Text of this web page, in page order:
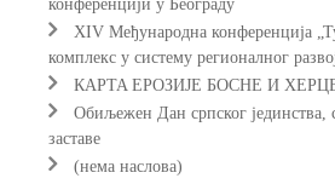
конференцији у Београду
XIV Међународна конференција
комплекс у систему регионалног
КAРTA EРOЗИJE БOСНE И
Обиљежен Дан српског јединства,
заставе
(нема наслова)